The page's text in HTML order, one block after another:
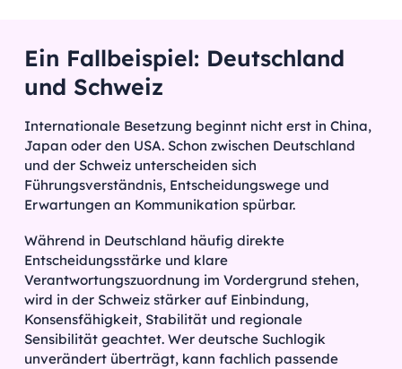
Ein Fallbeispiel: Deutschland
und Schweiz
Internationale Besetzung beginnt nicht erst in China,
Japan oder den USA. Schon zwischen Deutschland
und der Schweiz unterscheiden sich
Führungsverständnis, Entscheidungswege und
Erwartungen an Kommunikation spürbar.
Während in Deutschland häufig direkte
Entscheidungsstärke und klare
Verantwortungszuordnung im Vordergrund stehen,
wird in der Schweiz stärker auf Einbindung,
Konsensfähigkeit, Stabilität und regionale
Sensibilität geachtet. Wer deutsche Suchlogik
unverändert überträgt, kann fachlich passende